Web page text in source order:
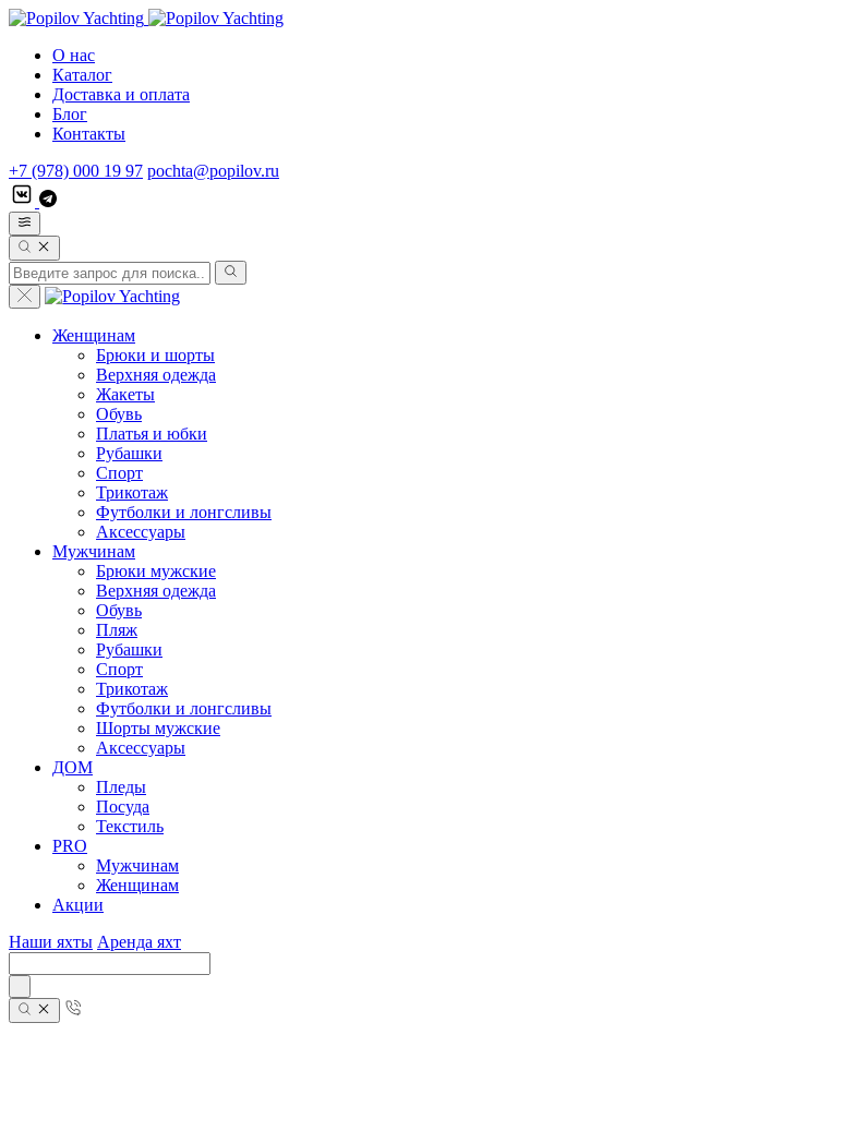
О нас
Каталог
Доставка и оплата
Блог
Контакты
+7 (978) 000 19 97 pochta@popilov.ru
Женщинам
Брюки и шорты
Верхняя одежда
Жакеты
Обувь
Платья и юбки
Рубашки
Спорт
Трикотаж
Футболки и лонгсливы
Аксессуары
Мужчинам
Брюки мужские
Верхняя одежда
Обувь
Пляж
Рубашки
Спорт
Трикотаж
Футболки и лонгсливы
Шорты мужские
Аксессуары
ДОМ
Пледы
Посуда
Текстиль
PRO
Мужчинам
Женщинам
Акции
Наши яхты Аренда яхт